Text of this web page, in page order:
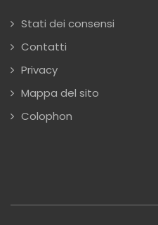
Stati dei consensi
Contatti
Privacy
Mappa del sito
Colophon